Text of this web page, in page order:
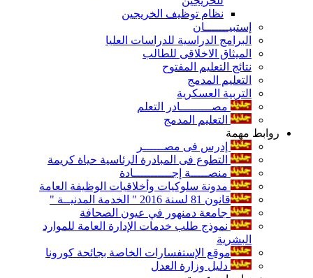
نظام توظيف الخريجين
إستبيـــــــان
البرامج الدراسية للدراسات العليا
الميثاق الاخلاقى للطالب
نتائج التعليم المفتوح
التعليم المدمج
التربية العسكرية
مصـــــــــادر التعلم
التعليم المدمج
روابط مهمة
إدرس فى مصــــــر
التطوع فى المبادرة الرئاسية حياة كريمة
منصـــــة إجـــــــــــادة
مدونة سلوكيات وأخلاقيات الوظيفة العامة
قانون 81 لسنة 2016 " الخدمة المدنيــة "
جامعة دمنهور في عيون الصحافة
نموذج طلب خدمات الإدارة العامة للموارد
البشرية
موقع الإستفسارات الخاصة بجائحة كورونا
دليل وزارة العدل